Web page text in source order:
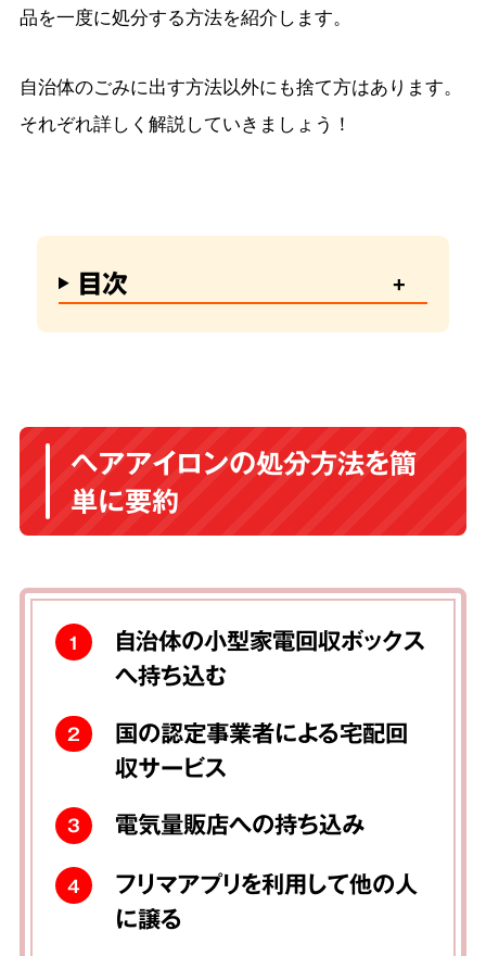
品を一度に処分する方法を紹介します。
自治体のごみに出す方法以外にも捨て方はあります。
それぞれ詳しく解説していきましょう！
目次
ヘアアイロンの処分方法を簡
単に要約
1
自治体の小型家電回収ボックス
へ持ち込む
2
国の認定事業者による宅配回
収サービス
3 電気量販店への持ち込み
4
フリマアプリを利用して他の人
に譲る